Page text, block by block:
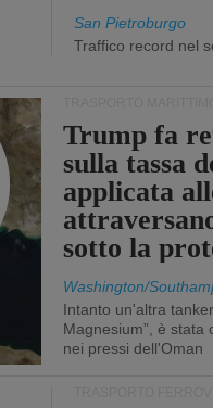
San Pietroburgo
Traffico record nel
Trump fa
sulla tassa
applicata
sotto la
Washington/
Intanto un'altra
Magnesium”, è stata
nei pressi dell'Oman